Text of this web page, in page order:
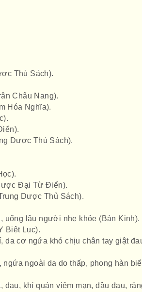
Thủ Sách).
Châu Nang).
Hóa Nghĩa).
Dược Thủ Sách).
Đại Từ Điển).
Dược Thủ Sách).
uống lâu người nhẹ khỏe (Bản Kinh).
Biệt Lục).
da cơ ngứa khó chịu chân tay giật
ngoài da do thấp, phong hàn
khí quản viêm mạn, đầu đau,